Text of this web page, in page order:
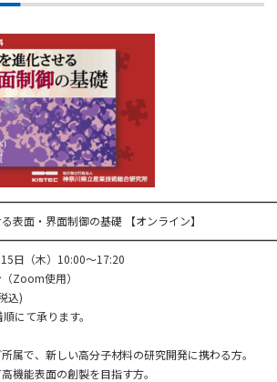
表面・界面制御の基礎 【オンライン】
日（木）10:00～17:20
Zoom使用）
込)
て承ります。
属で、新しい高分子材料の研究開発に携わる方。
機能表面の創製を目指す方。